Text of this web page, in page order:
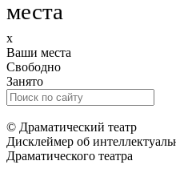
места
x
Ваши места
Свободно
Занято
© Драматический театр
Дисклеймер об
Драматического театра